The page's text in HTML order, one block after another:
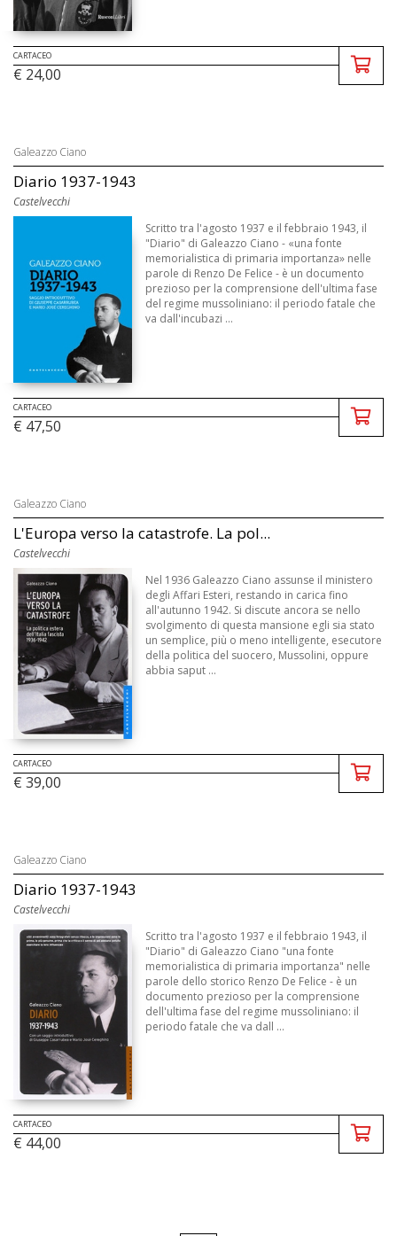
CARTACEO
€ 24,00
Galeazzo Ciano
Diario 1937-1943
Castelvecchi
Scritto tra l'agosto 1937 e il febbraio 1943, il
"Diario" di Galeazzo Ciano - «una fonte
memorialistica di primaria importanza» nelle
parole di Renzo De Felice - è un documento
prezioso per la comprensione dell'ultima fase
del regime mussoliniano: il periodo fatale che
va dall'incubazi ...
CARTACEO
€ 47,50
Galeazzo Ciano
L'Europa verso la catastrofe. La pol...
Castelvecchi
Nel 1936 Galeazzo Ciano assunse il ministero
degli Affari Esteri, restando in carica fino
all'autunno 1942. Si discute ancora se nello
svolgimento di questa mansione egli sia stato
un semplice, più o meno intelligente, esecutore
della politica del suocero, Mussolini, oppure
abbia saput ...
CARTACEO
€ 39,00
Galeazzo Ciano
Diario 1937-1943
Castelvecchi
Scritto tra l'agosto 1937 e il febbraio 1943, il
"Diario" di Galeazzo Ciano "una fonte
memorialistica di primaria importanza" nelle
parole dello storico Renzo De Felice - è un
documento prezioso per la comprensione
dell'ultima fase del regime mussoliniano: il
periodo fatale che va dall ...
CARTACEO
€ 44,00